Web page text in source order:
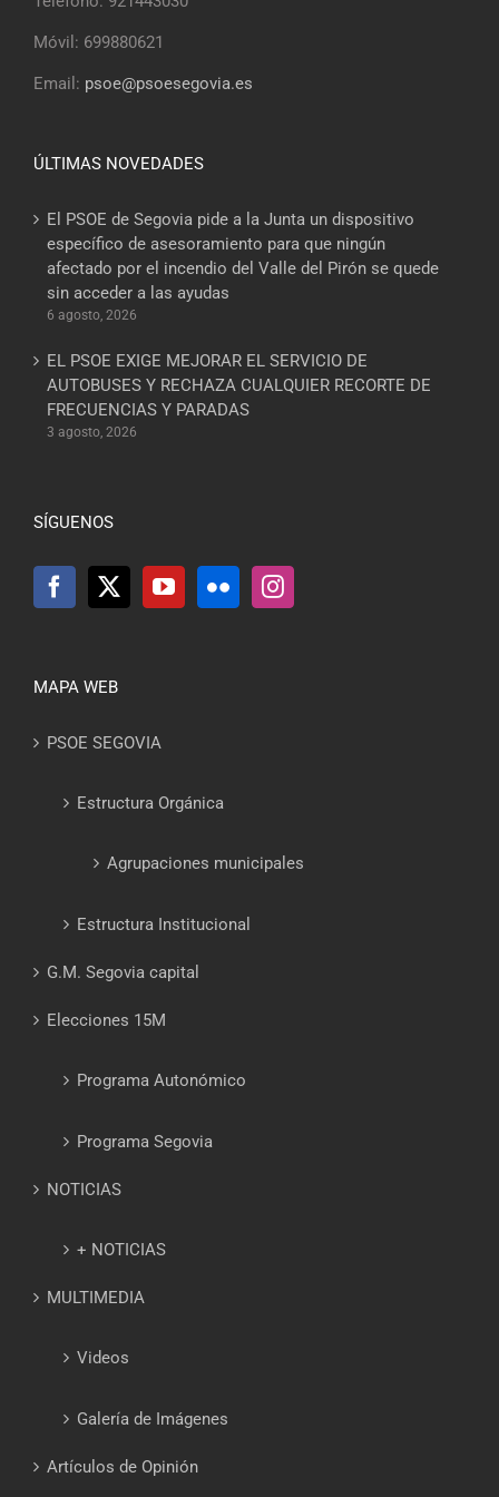
Móvil: 699880621
Email: psoe@psoesegovia.es
ÚLTIMAS NOVEDADES
El PSOE de Segovia pide a la Junta un dispositivo
específico de asesoramiento para que ningún
afectado por el incendio del Valle del Pirón se quede
sin acceder a las ayudas
6 agosto, 2026
EL PSOE EXIGE MEJORAR EL SERVICIO DE
AUTOBUSES Y RECHAZA CUALQUIER RECORTE DE
FRECUENCIAS Y PARADAS
3 agosto, 2026
SÍGUENOS
MAPA WEB
PSOE SEGOVIA
Estructura Orgánica
Agrupaciones municipales
Estructura Institucional
G.M. Segovia capital
Elecciones 15M
Programa Autonómico
Programa Segovia
NOTICIAS
+ NOTICIAS
MULTIMEDIA
Videos
Galería de Imágenes
Artículos de Opinión